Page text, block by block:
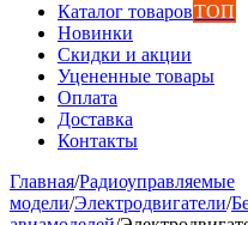
Каталог товаровТОП
Новинки
Скидки и акции
Уцененные товары
Оплата
Доставка
Контакты
Главная/Радиоуправляемые
модели/Электродвигатели/